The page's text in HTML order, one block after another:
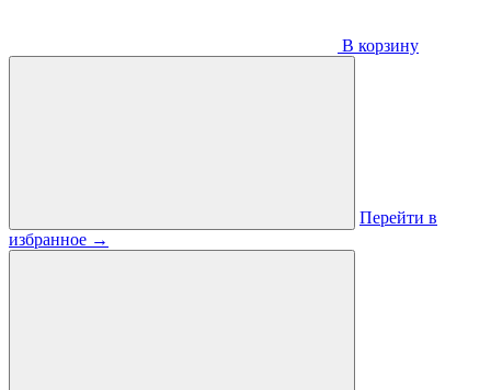
В корзину
Перейти в
избранное →